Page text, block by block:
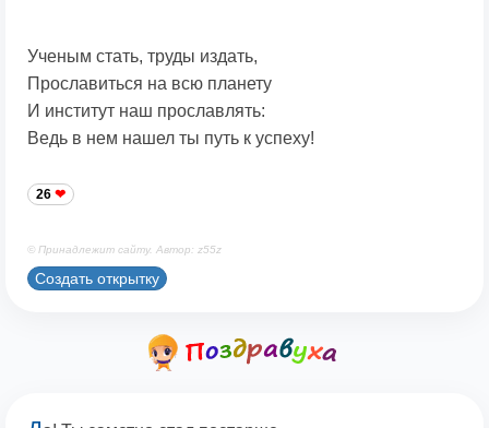
Ученым стать, труды издать,
Прославиться на всю планету
И институт наш прославлять:
Ведь в нем нашел ты путь к успеху!
26
© Принадлежит сайту. Автор: z55z
Создать открытку